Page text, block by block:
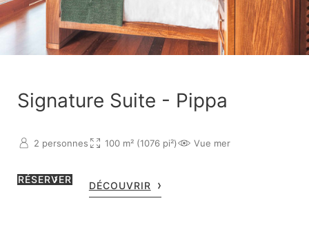
Signature Suite - Pippa
2 personnes 100 m² (1076 pi²) Vue mer
RÉSERVER
DÉCOUVRIR